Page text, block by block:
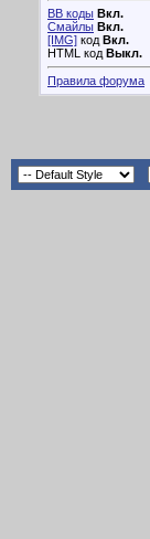
BB коды Вкл.
Смайлы Вкл.
[IMG] код Вкл.
HTML код Выкл.
Правила форума